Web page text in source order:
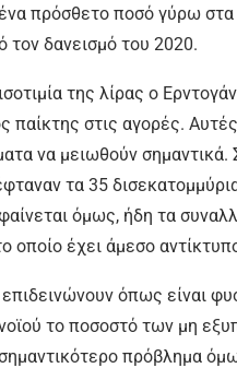
πρόσθετο ποσό γύρω
τον δανεισμό του 2020.
της λίρας ο
παίκτης στις αγορές.
να μειωθούν σημαντικά.
τα 35
όμως, ήδη τα
οποίο έχει άμεσο
όπως είναι
το ποσοστό των μη
πρόβλημα